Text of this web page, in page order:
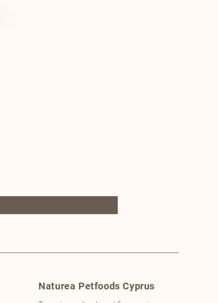
Naturea Petfoods Cyprus